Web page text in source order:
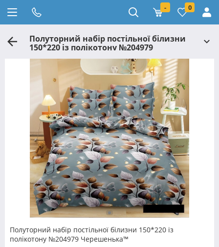
- 0
Полуторний набір постільної білизни
150*220 із полікотону №204979
Черешенька™
Полуторний набір постільної білизни 150*220 із
полікотону №204979 Черешенька™